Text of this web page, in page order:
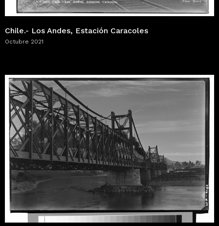
Chile.- Los Andes, Estación Caracoles
Octubre 2021